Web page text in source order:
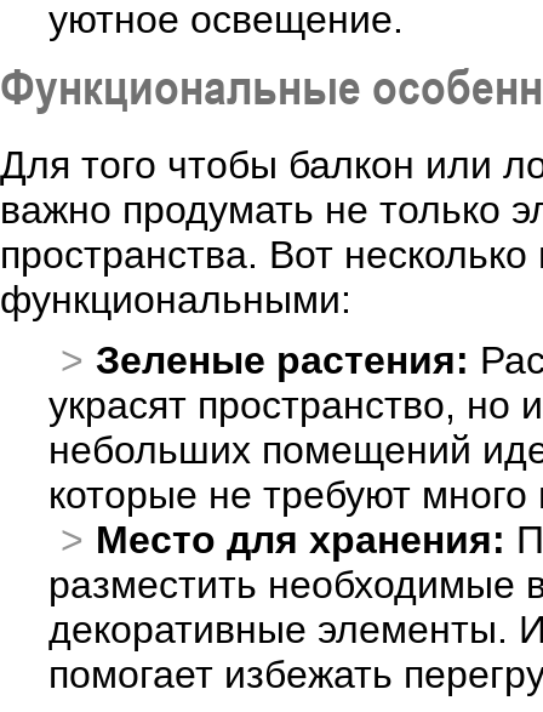
уютное освещение.
Функциональные
Для того чтобы балкон или
важно продумать не только
пространства. Вот
функциональными:
Зеленые растения:
украсят пространство, но
небольших помещений
которые не требуют
Место для хранения:
разместить необходимые
декоративные элементы.
помогает избежать